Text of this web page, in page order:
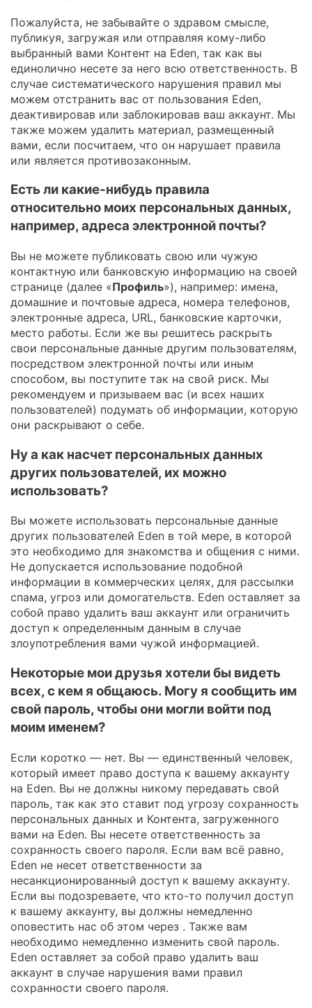
Пожалуйста, не забывайте о здравом смысле,
публикуя, загружая или отправляя кому-либо
выбранный вами Контент на Eden, так как вы
единолично несете за него всю ответственность. В
случае систематического нарушения правил мы
можем отстранить вас от пользования Eden,
деактивировав или заблокировав ваш аккаунт. Мы
также можем удалить материал, размещенный
вами, если посчитаем, что он нарушает правила
или является противозаконным.
Есть ли какие-нибудь правила
относительно моих персональных данных,
например, адреса электронной почты?
Вы не можете публиковать свою или чужую
контактную или банковскую информацию на своей
странице (далее «Профиль»), например: имена,
домашние и почтовые адреса, номера телефонов,
электронные адреса, URL, банковские карточки,
место работы. Если же вы решитесь раскрыть
свои персональные данные другим пользователям,
посредством электронной почты или иным
способом, вы поступите так на свой риск. Мы
рекомендуем и призываем вас (и всех наших
пользователей) подумать об информации, которую
они раскрывают о себе.
Ну а как насчет персональных данных
других пользователей, их можно
использовать?
Вы можете использовать персональные данные
других пользователей Eden в той мере, в которой
это необходимо для знакомства и общения с ними.
Не допускается использование подобной
информации в коммерческих целях, для рассылки
спама, угроз или домогательств. Eden оставляет за
собой право удалить ваш аккаунт или ограничить
доступ к определенным данным в случае
злоупотребления вами чужой информацией.
Некоторые мои друзья хотели бы видеть
всех, с кем я общаюсь. Могу я сообщить им
свой пароль, чтобы они могли войти под
моим именем?
Если коротко — нет. Вы — единственный человек,
который имеет право доступа к вашему аккаунту
на Eden. Вы не должны никому передавать свой
пароль, так как это ставит под угрозу сохранность
персональных данных и Контента, загруженного
вами на Eden. Вы несете ответственность за
сохранность своего пароля. Если вам всё равно,
Eden не несет ответственности за
несанкционированный доступ к вашему аккаунту.
Если вы подозреваете, что кто-то получил доступ
к вашему аккаунту, вы должны немедленно
оповестить нас об этом через . Также вам
необходимо немедленно изменить свой пароль.
Eden оставляет за собой право удалить ваш
аккаунт в случае нарушения вами правил
сохранности своего пароля.